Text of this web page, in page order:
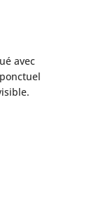
avec